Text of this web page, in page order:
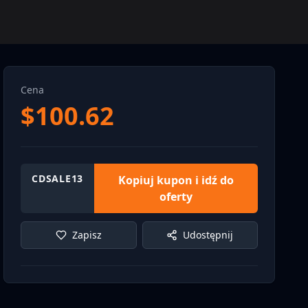
Cena
$100.62
CDSALE13
Kopiuj kupon i idź do
oferty
Zapisz Udostępnij